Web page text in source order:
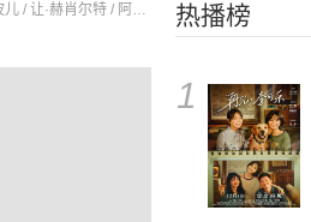
热播榜
1
秀兰·邓波儿 / 让·赫肖尔特 / 阿瑟·特雷彻